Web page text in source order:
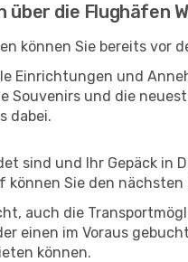
über die Flughäfen
können Sie bereits vor
Einrichtungen und
Souvenirs und die
dabei.
sind und Ihr Gepäck
können Sie den
auch die
einen im Voraus
können.